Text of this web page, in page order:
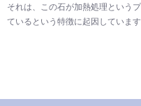
それは、この石が加熱処理という
ているという特徴に起因しています